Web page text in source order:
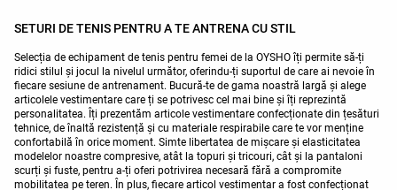
SETURI DE TENIS PENTRU A TE ANTRENA CU STIL
Selecția de echipament de tenis pentru femei de la OYSHO îți permite să-ți
ridici stilul și jocul la nivelul următor, oferindu-ți suportul de care ai nevoie în
fiecare sesiune de antrenament. Bucură-te de gama noastră largă și alege
articolele vestimentare care ți se potrivesc cel mai bine și îți reprezintă
personalitatea. Îți prezentăm articole vestimentare confecționate din țesături
tehnice, de înaltă rezistență și cu materiale respirabile care te vor menține
confortabilă în orice moment. Simte libertatea de mișcare și elasticitatea
modelelor noastre compresive, atât la topuri și tricouri, cât și la pantaloni
scurți și fuste, pentru a-ți oferi potrivirea necesară fără a compromite
mobilitatea pe teren. În plus, fiecare articol vestimentar a fost confecționat